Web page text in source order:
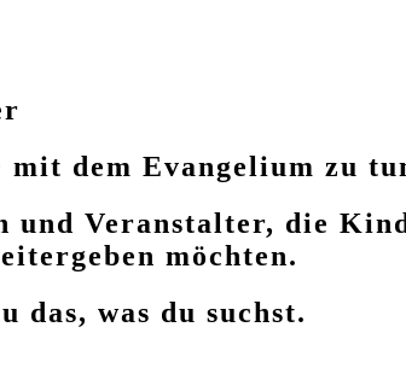
mit dem Evangelium zu
und Veranstalter, die
möchten.
das, was du suchst.